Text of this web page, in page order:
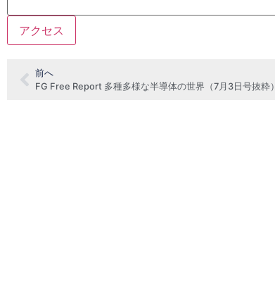
前へ
FG Free Report 多種多様な半導体の世界（7月3日号抜粋）